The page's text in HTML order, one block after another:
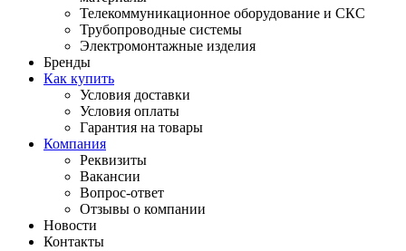
Телекоммуникационное оборудование и СКС
Трубопроводные системы
Электромонтажные изделия
Бренды
Как купить
Условия доставки
Условия оплаты
Гарантия на товары
Компания
Реквизиты
Вакансии
Вопрос-ответ
Отзывы о компании
Новости
Контакты